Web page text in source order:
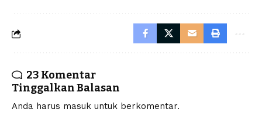
23 Komentar
Tinggalkan Balasan
Anda harus masuk untuk berkomentar.